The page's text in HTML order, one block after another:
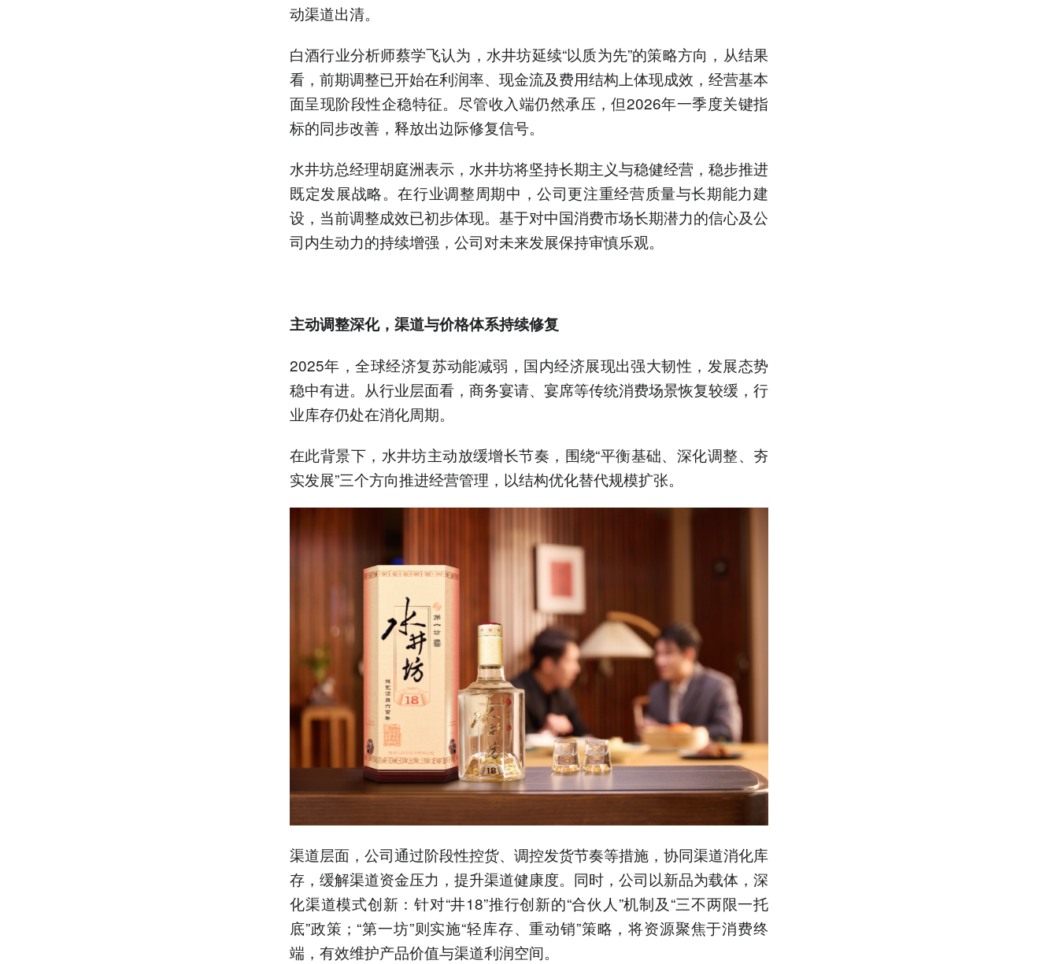
动渠道出清。
白酒行业分析师蔡学飞认为，水井坊延续“以质为先”的策略方向，从结果
看，前期调整已开始在利润率、现金流及费用结构上体现成效，经营基本
面呈现阶段性企稳特征。尽管收入端仍然承压，但2026年一季度关键指
标的同步改善，释放出边际修复信号。
水井坊总经理胡庭洲表示，水井坊将坚持长期主义与稳健经营，稳步推进
既定发展战略。在行业调整周期中，公司更注重经营质量与长期能力建
设，当前调整成效已初步体现。基于对中国消费市场长期潜力的信心及公
司内生动力的持续增强，公司对未来发展保持审慎乐观。
主动调整深化， 渠道与价格体系持续修复
2025年，全球经济复苏动能减弱，国内经济展现出强大韧性，发展态势
稳中有进。从行业层面看，商务宴请、宴席等传统消费场景恢复较缓，行
业库存仍处在消化周期。
在此背景下，水井坊主动放缓增长节奏，围绕“平衡基础、深化调整、夯
实发展”三个方向推进经营管理，以结构优化替代规模扩张。
渠道层面，公司通过阶段性控货、调控发货节奏等措施，协同渠道消化库
存，缓解渠道资金压力，提升渠道健康度。同时，公司以新品为载体，深
化渠道模式创新：针对“井18”推行创新的“合伙人”机制及“三不两限一托
底”政策；“第一坊”则实施“轻库存、重动销”策略，将资源聚焦于消费终
端，有效维护产品价值与渠道利润空间。